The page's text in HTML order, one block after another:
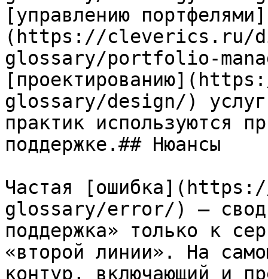
[управлению портфелями]
(https://cleverics.ru/
glossary/portfolio-
glossary/design/)
практик используются
поддержке.## Нюансы
Частая
glossary/error/) —
поддержка» только к
«второй линии». На
контур, включающий и